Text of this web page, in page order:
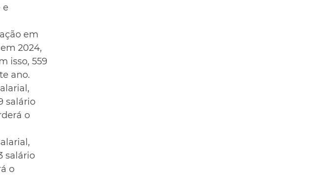
e
em
2024,
isso, 559
ano.
salário
o
salário
o